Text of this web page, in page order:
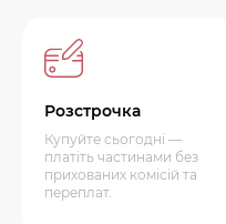
Розстрочка
Купуйте сьогодні —
платіть частинами без
прихованих комісій та
переплат.